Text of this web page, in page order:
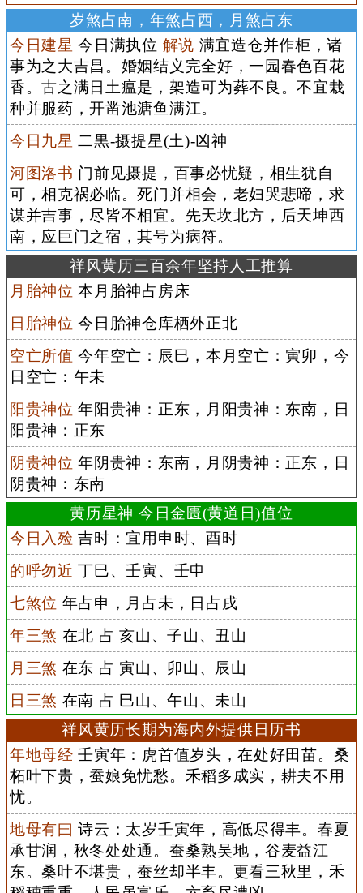
岁煞占南，年煞占西，月煞占东
今日建星 今日满执位 解说 满宜造仓并作柜，诸
事为之大吉昌。婚姻结义完全好，一园春色百花
香。古之满日土瘟是，架造可为葬不良。不宜栽
种并服药，开凿池溏鱼满江。
今日九星 二黒-摄提星(土)-凶神
河图洛书 门前见摄提，百事必忧疑，相生犹自
可，相克祸必临。死门并相会，老妇哭悲啼，求
谋并吉事，尽皆不相宜。先天坎北方，后天坤西
南，应巨门之宿，其号为病符。
祥风黄历三百余年坚持人工推算
月胎神位 本月胎神占房床
日胎神位 今日胎神仓库栖外正北
空亡所值 今年空亡：辰巳，本月空亡：寅卯，今
日空亡：午未
阳贵神位 年阳贵神：正东，月阳贵神：东南，日
阳贵神：正东
阴贵神位 年阴贵神：东南，月阴贵神：正东，日
阴贵神：东南
黄历星神 今日金匮(黄道日)值位
今日入殓 吉时：宜用申时、酉时
的呼勿近 丁巳、壬寅、壬申
七煞位 年占申，月占未，日占戌
年三煞 在北 占 亥山、子山、丑山
月三煞 在东 占 寅山、卯山、辰山
日三煞 在南 占 巳山、午山、未山
祥风黄历长期为海内外提供日历书
年地母经 壬寅年：虎首值岁头，在处好田苗。桑
柘叶下贵，蚕娘免忧愁。禾稻多成实，耕夫不用
忧。
地母有曰 诗云：太岁壬寅年，高低尽得丰。春夏
承甘润，秋冬处处通。蚕桑熟吴地，谷麦益江
东。桑叶不堪贵，蚕丝却半丰。更看三秋里，禾